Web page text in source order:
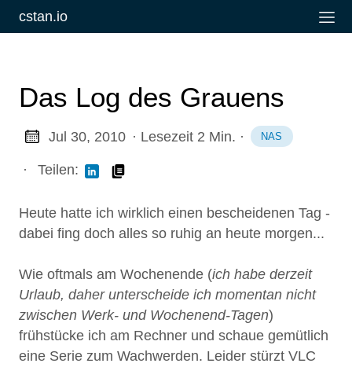
cstan.io
Das Log des Grauens
Jul 30, 2010 · Lesezeit 2 Min. · NAS
· Teilen:
Heute hatte ich wirklich einen bescheidenen Tag -
dabei fing doch alles so ruhig an heute morgen...
Wie oftmals am Wochenende (ich habe derzeit
Urlaub, daher unterscheide ich momentan nicht
zwischen Werk- und Wochenend-Tagen)
frühstücke ich am Rechner und schaue gemütlich
eine Serie zum Wachwerden. Leider stürzt VLC